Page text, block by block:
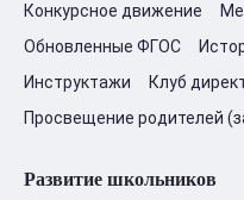
Конкурсное движение
Обновленные ФГОС
Инструктажи
Клуб
Просвещение родителей
Развитие школьников